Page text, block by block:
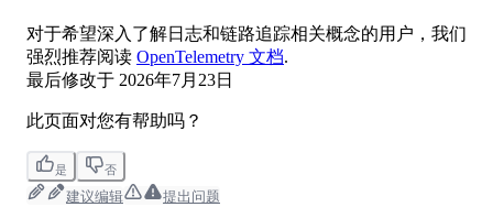
对于希望深入了解日志和链路追踪相关概念的用户，我们
强烈推荐阅读 OpenTelemetry 文档.
最后修改于 2026年7月23日
此页面对您有帮助吗？
是 否
建议编辑 提出问题